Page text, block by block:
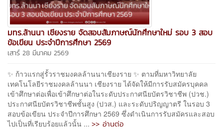
มทร.ล้านนา เชียงราย จัดสอบสัมภาษณ์นักศึกษาใหม่ รอบ 3 สอบ
ข้อเขียน ประจำปีการศึกษา 2569
เสาร์ 28 มีนาคม 2569
✨ ก้าวแรกสู่รั้วราชมงคลล้านนาเชียงราย ✨ ตามที่มหาวิทยาลัย
เทคโนโลยีราชมงคลล้านนา เชียงราย ได้จัดให้มีการรับสมัครบุคคล
เข้าศึกษาต่อเพื่อเข้าศึกษาต่อในระดับประกาศนียบัตรวิชาชีพ (ปวช.)
ประกาศนียบัตรวิชาชีพชั้นสูง (ปวส.) และระดับปริญญาตรี ในรอบ 3
สอบข้อเขียน ประจำปีการศึกษา 2569 ซึ่งดำเนินการรับสมัครและสอบ
ไปเป็นที่เรียบร้อยแล้วนั้น ... >> อ่านต่อ